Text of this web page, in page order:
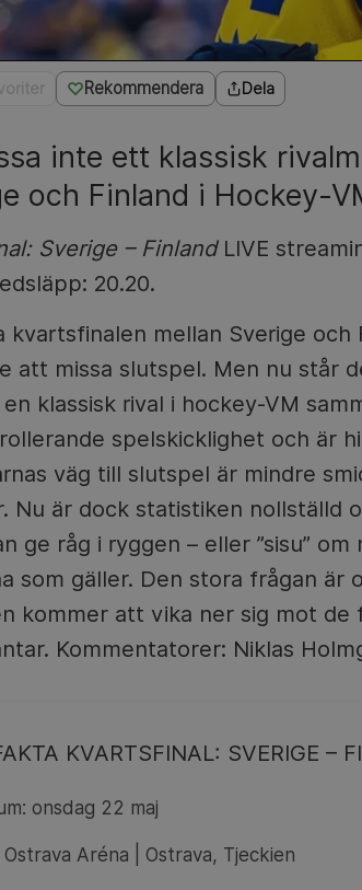
Rekommendera Dela
inte ett klassisk
och Finland i Hockey-
Sverige – FinlandLIVE
20.20.
kvartsfinalen mellan Sverige och
att missa slutspel. Men nu står
en klassisk rival i hockey-VM
spelskicklighet och är
väg till slutspel är mindre
Nu är dock statistiken nollställd
ge råg i ryggen – eller ”sisu”
som gäller. Den stora frågan är
kommer att vika ner sig mot
Kommentatorer: Niklas
KVARTSFINAL: SVERIGE –
onsdag 22 maj
Ostrava Aréna | Ostrava, Tjeckien